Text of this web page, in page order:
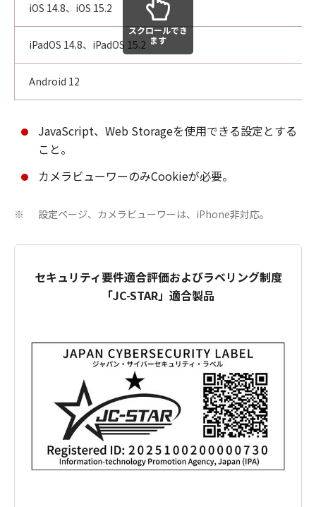
iOS 14.8、iOS 15.2
iPadOS 14.8、iPadOS 15.2
Android 12
スクロールでき
ます
JavaScript、Web Storageを使用できる設定とする
こと。
カメラビューワーのみCookieが必要。
※ 設定ページ、カメラビューワーは、iPhone非対応。
セキュリティ要件適合評価およびラベリング制度
「JC-STAR」適合製品